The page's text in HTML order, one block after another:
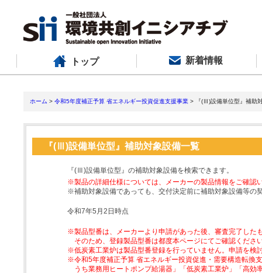
トップ 新着情報
ホーム > 令和5年度補正予算 省エネルギー投資促進支援事業 > 『(Ⅲ)設備単位型』補助
『(Ⅲ)設備単位型』補助対象設備一覧
『(Ⅲ)設備単位型』の補助対象設備を検索できます。
※製品の詳細仕様については、メーカーの製品情報をご確認
※補助対象設備であっても、交付決定前に補助対象設備等の
令和7年5月2日時点
※製品型番は、メーカーより申請があった後、審査完了した
そのため、登録製品型番は都度本ページにてご確認くださ
※低炭素工業炉は製品型番登録を行っていません。申請を検
※令和5年度補正予算 省エネルギー投資促進・需要構造転換
うち業務用ヒートポンプ給湯器」「低炭素工業炉」「高